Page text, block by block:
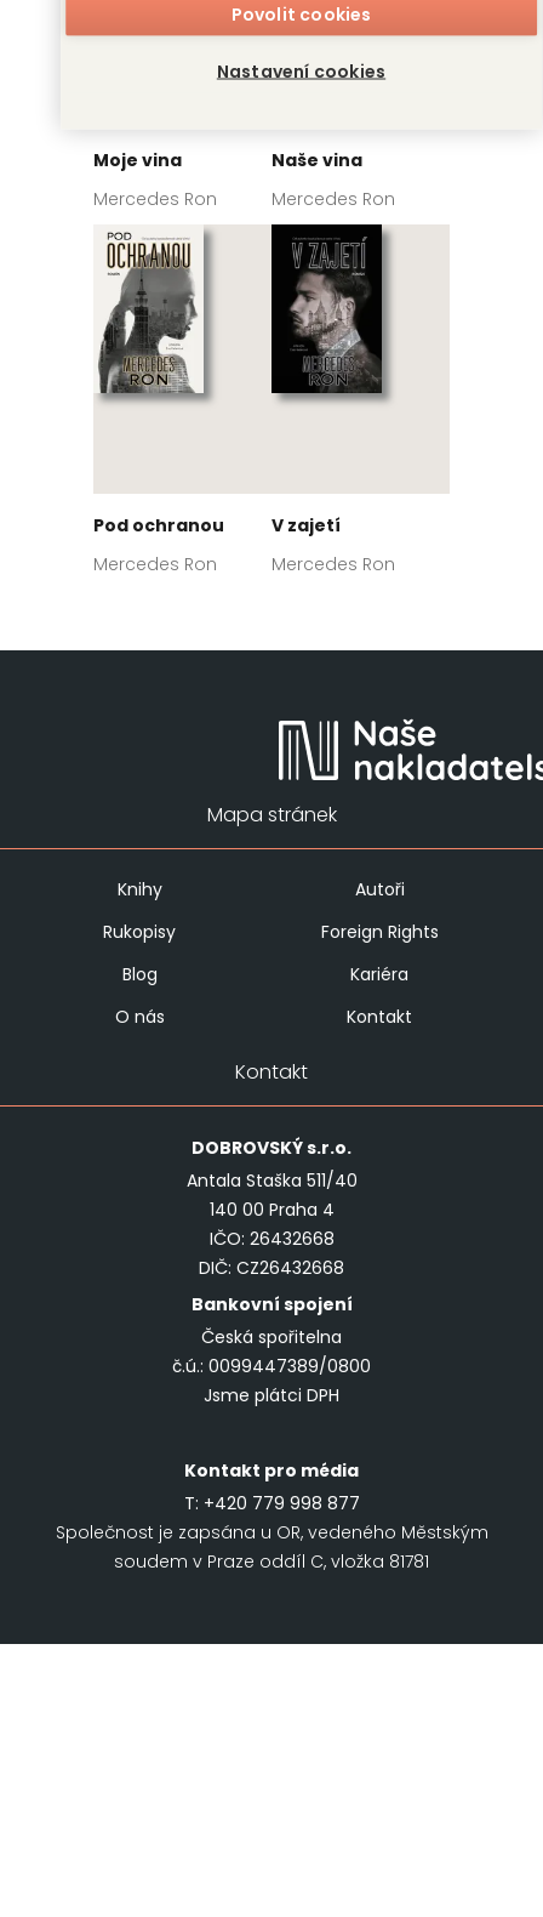
Povolit cookies
Nastavení cookies
Moje vina
Mercedes Ron
Naše vina
Mercedes Ron
Pod ochranou
Mercedes Ron
V zajetí
Mercedes Ron
Mapa stránek
Knihy
Autoři
Rukopisy
Foreign Rights
Blog
Kariéra
O nás
Kontakt
Kontakt
DOBROVSKÝs.r.o.
Antala Staška 511/40
140 00 Praha 4
IČO: 26432668
DIČ: CZ26432668
Bankovní spojení
Česká spořitelna
č.ú.: 0099447389/0800
Jsme plátci DPH
Kontakt pro média
T: +420 779 998 877
Společnost je zapsána u OR, vedeného Městským
soudem v Praze oddíl C, vložka 81781